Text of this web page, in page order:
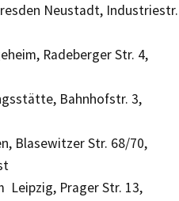
Neustadt, Industriestr.
Radeberger Str. 4,
Bahnhofstr. 3,
Str. 68/70,
Prager Str. 13,